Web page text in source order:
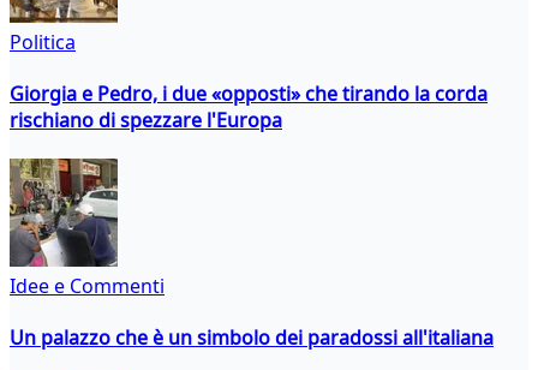
Politica
Giorgia e Pedro, i due «opposti» che tirando la corda
rischiano di spezzare l'Europa
Idee e Commenti
Un palazzo che è un simbolo dei paradossi all'italiana